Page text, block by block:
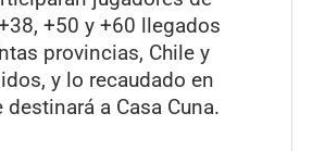
+50 y +60 llegados
provincias, Chile y
y lo recaudado en
a Casa Cuna.